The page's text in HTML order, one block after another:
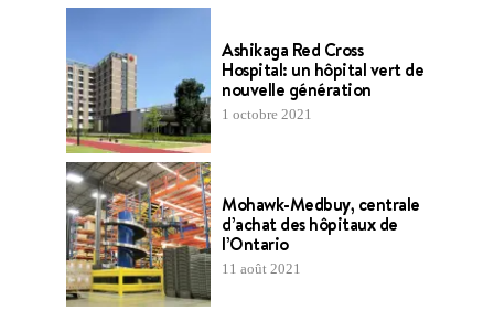
Ashikaga Red Cross
Hospital: un hôpital vert de
nouvelle génération
1 octobre 2021
Mohawk-Medbuy, centrale
d’achat des hôpitaux de
l’Ontario
11 août 2021